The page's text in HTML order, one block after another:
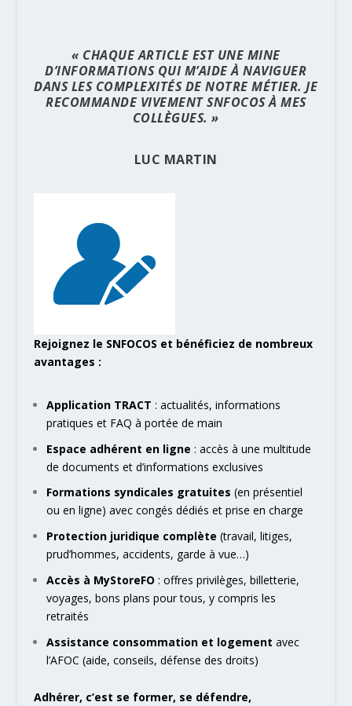
« CHAQUE ARTICLE EST UNE MINE
D’INFORMATIONS QUI M’AIDE À NAVIGUER
DANS LES COMPLEXITÉS DE NOTRE MÉTIER. JE
RECOMMANDE VIVEMENT SNFOCOS À MES
COLLÈGUES. »
LUC MARTIN
Rejoignez le SNFOCOS et bénéficiez de nombreux
avantages :
Application TRACT : actualités, informations
pratiques et FAQ à portée de main
Espace adhérent en ligne : accès à une multitude
de documents et d’informations exclusives
Formations syndicales gratuites (en présentiel
ou en ligne) avec congés dédiés et prise en charge
Protection juridique complète (travail, litiges,
prud’hommes, accidents, garde à vue…)
Accès à MyStoreFO : offres privilèges, billetterie,
voyages, bons plans pour tous, y compris les
retraités
Assistance consommation et logement avec
l’AFOC (aide, conseils, défense des droits)
Adhérer, c’est se former, se défendre,